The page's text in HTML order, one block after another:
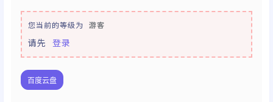
您当前的等级为 游客
请先 登录
百度云盘